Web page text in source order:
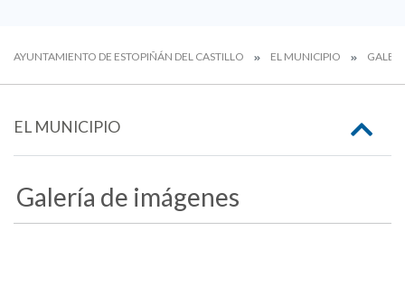
AYUNTAMIENTO DE ESTOPIÑÁN DEL CASTILLO EL MUNICIPIO
EL MUNICIPIO
Galería de imágenes